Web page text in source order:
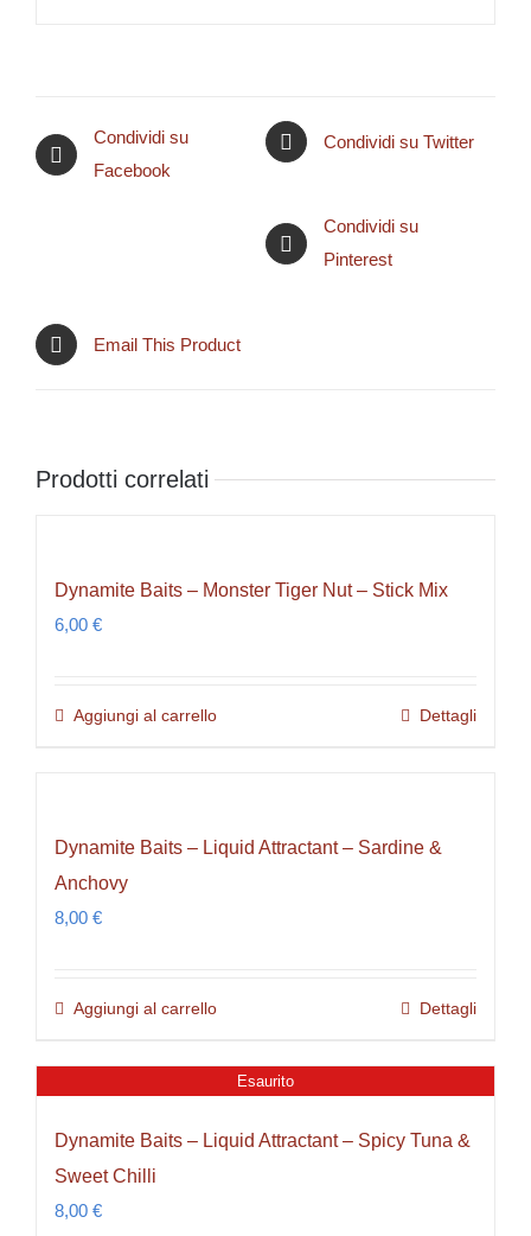
Condividi su
Facebook
Condividi su Twitter
Condividi su
Pinterest
Email This Product
Prodotti correlati
Dynamite Baits – Monster Tiger Nut – Stick Mix
6,00 €
Aggiungi al carrello Dettagli
Dynamite Baits – Liquid Attractant – Sardine &
Anchovy
8,00 €
Aggiungi al carrello Dettagli
Esaurito
Dynamite Baits – Liquid Attractant – Spicy Tuna &
Sweet Chilli
8,00 €